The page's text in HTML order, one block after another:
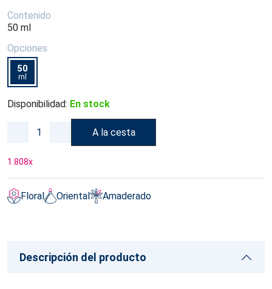
Contenido
50 ml
Opciones
50
ml
Disponibilidad: En stock
A la cesta
1.808x
Floral Oriental Amaderado
Descripción del producto